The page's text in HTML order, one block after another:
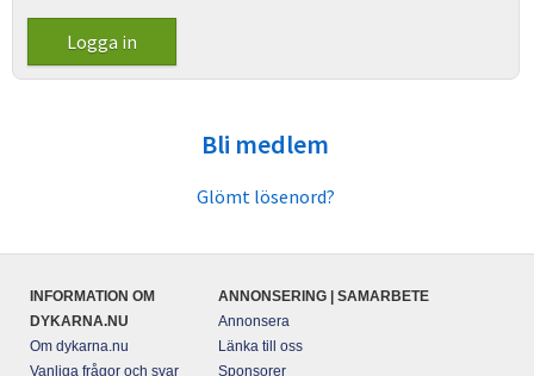
Bli medlem
Glömt lösenord?
INFORMATION OM
DYKARNA.NU
Om dykarna.nu
Vanliga frågor och svar
ANNONSERING | SAMARBETE
Annonsera
Länka till oss
Sponsorer